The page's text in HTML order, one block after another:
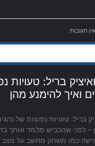
אין תגובות
בריל: טעויות
ואיך להימנע מהן
בריל: טעויות נפוצות של
– לפני שהכביש מלמד אותך
כמו משחק מחשב על